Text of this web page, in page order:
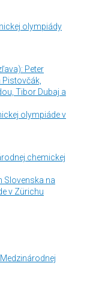
olympiády
olympiáde v
Slovenska na
v Zürichu